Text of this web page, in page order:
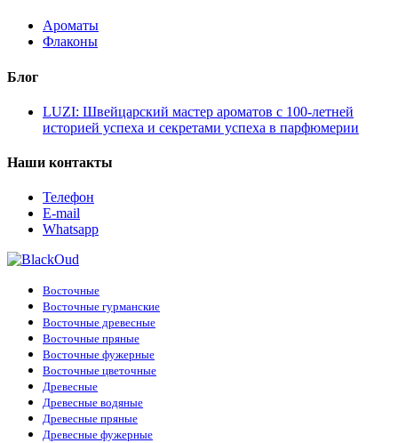
Ароматы
Флаконы
Блог
LUZI: Швейцарский мастер ароматов с 100-летней
историей успеха и секретами успеха в парфюмерии
Наши контакты
Телефон
E-mail
Whatsapp
Восточные
Восточные гурманские
Восточные древесные
Восточные пряные
Восточные фужерные
Восточные цветочные
Древесные
Древесные водяные
Древесные пряные
Древесные фужерные